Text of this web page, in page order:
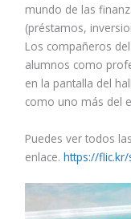
mundo de las
(préstamos,
Los compañeros
alumnos como
en la pantalla del
como uno más del
Puedes ver todos
enlace.https://flic.kr/